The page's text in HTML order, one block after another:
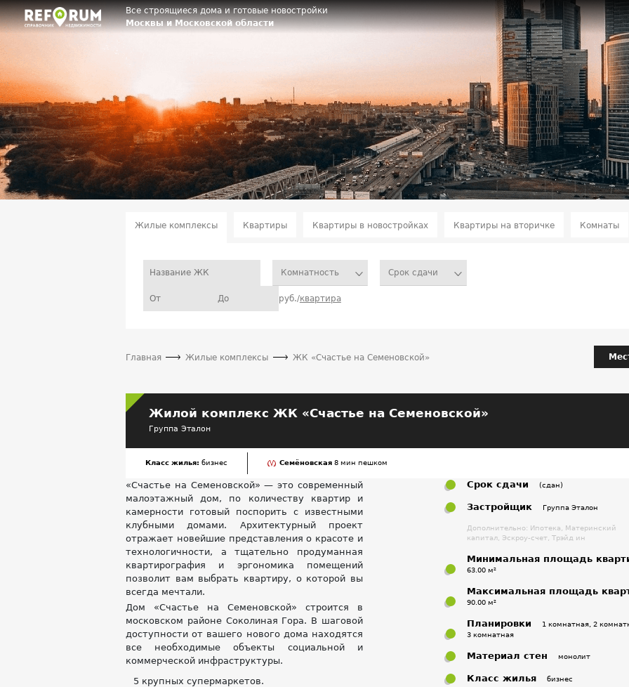
Все строящиеся дома и готовые новостройки
Москвы и Московской области
Жилые комплексы Квартиры Квартиры в новостройках Квартиры на вторичке Комнаты
Комнатность Срок сдачи
руб./квартира
Главная Жилые комплексы ЖК «Счастье на Семеновской»
Жилой комплекс ЖК «Счастье на Семеновской»
Группа Эталон
Класс жилья: бизнес Семёновская 8 мин пешком
«Счастье на Семеновской» — это современный
малоэтажный дом, по количеству квартир и
камерности готовый поспорить с известными
клубными домами. Архитектурный проект
отражает новейшие представления о красоте и
технологичности, а тщательно продуманная
квартирография и эргономика помещений
позволит вам выбрать квартиру, о которой вы
всегда мечтали.
Дом «Счастье на Семеновской» строится в
московском районе Соколиная Гора. В шаговой
доступности от вашего нового дома находятся
все необходимые объекты социальной и
коммерческой инфраструктуры.
5 крупных супермаркетов.
Срок сдачи (сдан)
Застройщик Группа Эталон
Дополнительно: Ипотека, Материнский
капитал, Эскроу-счет, Трэйд ин
Минимальная площадь
63.00 м²
Максимальная площадь
90.00 м²
Планировки
1 комнатная, 2
3 комнатная
Материал стен монолит
Класс жилья бизнес